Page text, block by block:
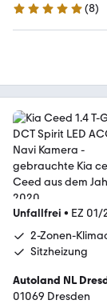
5 Sterne
(8)
Unfallfrei • EZ
2-Zonen-
Sitzheizung
Autoland NL
01069 Dresden